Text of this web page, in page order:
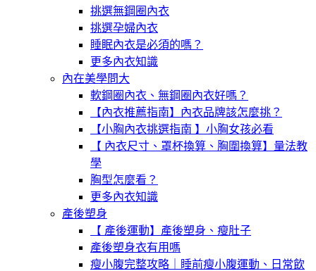
挑選無鋼圈內衣
挑選孕婦內衣
睡眠內衣是必須的嗎？
更多內衣知識
內在美學問大
軟鋼圈內衣、無鋼圈內衣好嗎？
【內衣推薦指南】內衣品牌該怎麼挑？
【小胸內衣挑選指南 】小胸女孩必看
【 內衣尺寸、罩杯換算、胸圍換算】量法教
學
胸型怎麼看？
更多內衣知識
產後塑身
【 產後運動】產後塑身、瘦肚子
產後塑身衣有用嗎
瘦小腹完整攻略｜睡前瘦小腹運動、日常飲